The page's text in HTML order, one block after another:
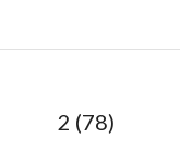
2 (78)